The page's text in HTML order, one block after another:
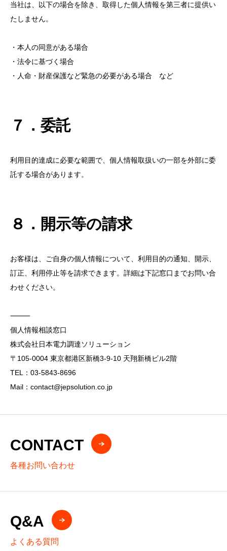
当社は、以下の場合を除き、取得した個人情報を第三者に提供い
たしません。
・本人の同意がある場合
・法令に基づく場合
・人命・財産保護など緊急の必要がある場合 など
７．委託
利用目的達成に必要な範囲で、個人情報取扱いの一部を外部に委
託する場合があります。
８．開示等の請求
お客様は、ご自身の個人情報について、利用目的の通知、開示、
訂正、利用停止等を請求できます。詳細は下記窓口までお問い合
わせください。
⸻
個人情報相談窓口
株式会社日本電力調達ソリューション
〒105-0004 東京都港区新橋3-9-10 天翔新橋ビル2階
TEL：03-5843-8696
Mail：contact@jepsolution.co.jp
CONTACT
各種お問い合わせ
Q&A
よくある質問